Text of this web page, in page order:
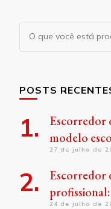
Procurando
algo?
POSTS
Escorredor
modelo
27 de julho de
Escorredor
24 de julho de